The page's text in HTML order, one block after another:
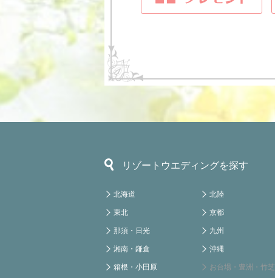
リゾートウエディングを探す
北海道
東北
那須・日光
湘南・鎌倉
箱根・小田原
北陸
京都
九州
沖縄
お台場・豊洲・竹芝